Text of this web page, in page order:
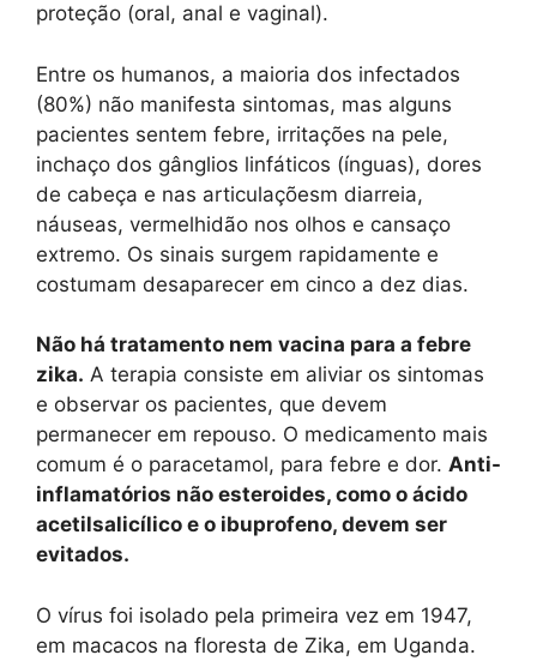
proteção (oral, anal e vaginal).
Entre os humanos, a maioria dos infectados
(80%) não manifesta sintomas, mas alguns
pacientes sentem febre, irritações na pele,
inchaço dos gânglios linfáticos (ínguas), dores
de cabeça e nas articulaçõesm diarreia,
náuseas, vermelhidão nos olhos e cansaço
extremo. Os sinais surgem rapidamente e
costumam desaparecer em cinco a dez dias.
Não há tratamento nem vacina para a febre
zika. A terapia consiste em aliviar os sintomas
e observar os pacientes, que devem
permanecer em repouso. O medicamento mais
comum é o paracetamol, para febre e dor. Anti-
inflamatórios não esteroides, como o ácido
acetilsalicílico e o ibuprofeno, devem ser
evitados.
O vírus foi isolado pela primeira vez em 1947,
em macacos na floresta de Zika, em Uganda.